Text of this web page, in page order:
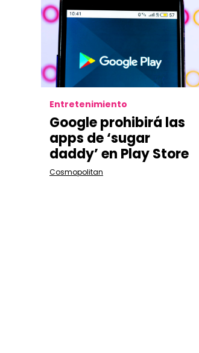
Entretenimiento
Google prohibirá las
apps de ‘sugar
daddy’ en Play Store
Cosmopolitan